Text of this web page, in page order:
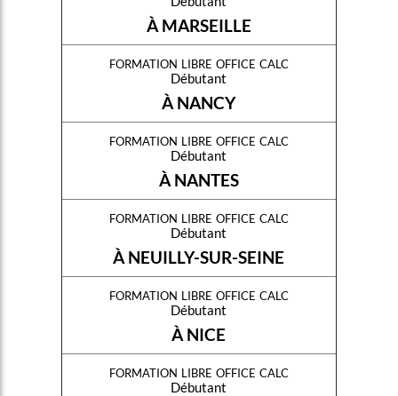
À MARSEILLE
formation libre office calc
Débutant
À NANCY
formation libre office calc
Débutant
À NANTES
formation libre office calc
Débutant
À NEUILLY-SUR-SEINE
formation libre office calc
Débutant
À NICE
formation libre office calc
Débutant